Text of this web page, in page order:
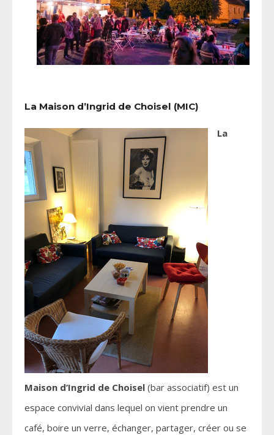
La Maison d’Ingrid de Choisel (MIC)
La
Maison d’Ingrid de Choisel (bar associatif) est un
espace convivial dans lequel on vient prendre un
café, boire un verre, échanger, partager, créer ou se